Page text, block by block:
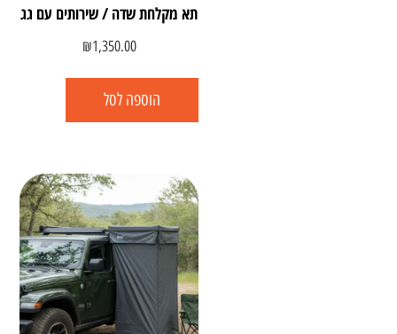
תא מקלחת שדה / שירותים עם גג
₪1,350.00
הוספה לסל